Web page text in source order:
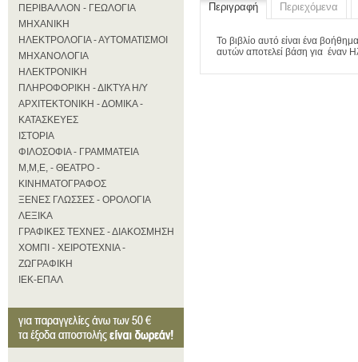
ΠΕΡΙΒΑΛΛΟΝ - ΓΕΩΛΟΓΙΑ
ΜΗΧΑΝΙΚΗ
ΗΛΕΚΤΡΟΛΟΓΙΑ - ΑΥΤΟΜΑΤΙΣΜΟΙ
ΜΗΧΑΝΟΛΟΓΙΑ
ΗΛΕΚΤΡΟΝΙΚΗ
ΠΛΗΡΟΦΟΡΙΚΗ - ΔΙΚΤΥΑ Η/Υ
ΑΡΧΙΤΕΚΤΟΝΙΚΗ - ΔΟΜΙΚΑ -
ΚΑΤΑΣΚΕΥΕΣ
ΙΣΤΟΡΙΑ
ΦΙΛΟΣΟΦΙΑ - ΓΡΑΜΜΑΤΕΙΑ
Μ,Μ,Ε, - ΘΕΑΤΡΟ -
ΚΙΝΗΜΑΤΟΓΡΑΦΟΣ
ΞΕΝΕΣ ΓΛΩΣΣΕΣ - ΟΡΟΛΟΓΙΑ
ΛΕΞΙΚΑ
ΓΡΑΦΙΚΕΣ ΤΕΧΝΕΣ - ΔΙΑΚΟΣΜΗΣΗ
ΧΟΜΠΙ - ΧΕΙΡΟΤΕΧΝΙΑ -
ΖΩΓΡΑΦΙΚΗ
ΙΕΚ-ΕΠΑΛ
Περιγραφή Περιεχόμενα
Το βιβλίο αυτό είναι ένα
αυτών αποτελεί βάση για έναν